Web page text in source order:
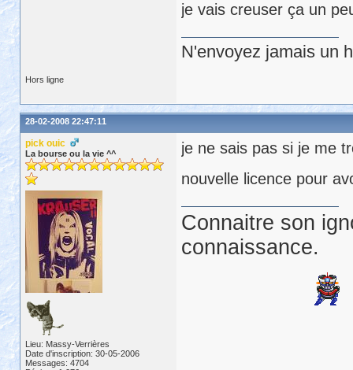
je vais creuser ça un
N'envoyez jamais un
Hors ligne
28-02-2008 22:47:11
pick ouic
La bourse ou la vie ^^
Lieu: Massy-Verrières
Date d'inscription: 30-05-2006
Messages: 4704
je ne sais pas si je me
nouvelle licence pour
Connaitre son
connaissance.